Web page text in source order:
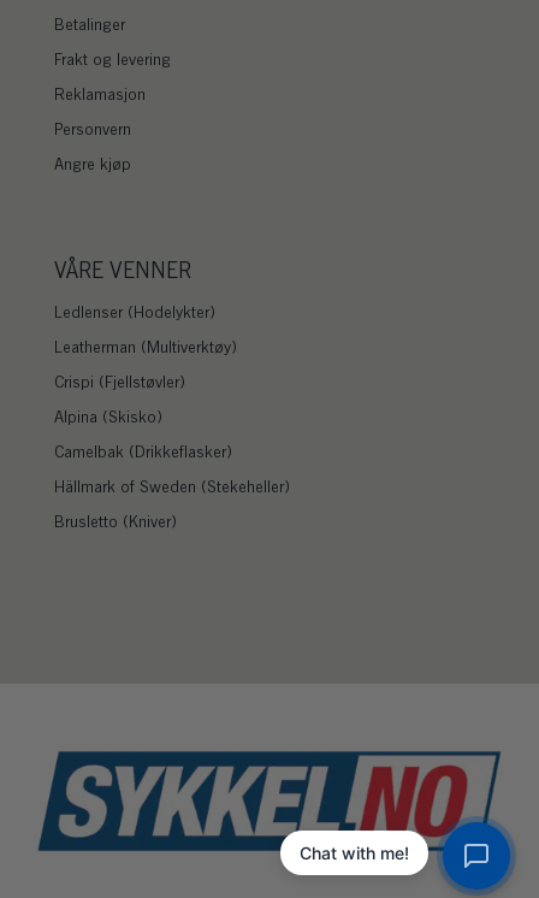
Betalinger
Frakt og levering
Reklamasjon
Personvern
Angre kjøp
VÅRE VENNER
Ledlenser (Hodelykter)
Leatherman (Multiverktøy)
Crispi (Fjellstøvler)
Alpina (Skisko)
Camelbak (Drikkeflasker)
Hällmark of Sweden (Stekeheller)
Brusletto (Kniver)
Chat with me!